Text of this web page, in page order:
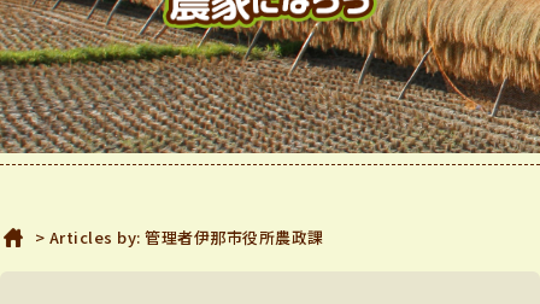
ホーム
> Articles by: 管理者伊那市役所農政課